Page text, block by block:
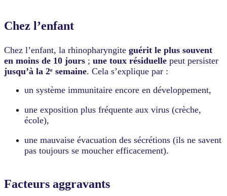
jours
chez
et
semaines
chez
Téléconsultation
Recommandée.
Consulter
urgence
les
Chez l’enfant
Chez l’enfant, la rhinopharyngite guérit le plus souvent
en moins de 10 jours ; une toux résiduelle peut persister
jusqu’à la 2ᵉ semaine. Cela s’explique par :
un système immunitaire encore en développement,
une exposition plus fréquente aux virus (crèche,
école),
une mauvaise évacuation des sécrétions (ils ne savent
pas toujours se moucher efficacement).
Facteurs aggravants